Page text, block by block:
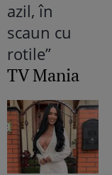
TV Mania